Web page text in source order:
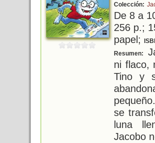
Colección:
De 8 a
256 p.;
papel;
Resumen:
ni flaco,
Tino y
se
luna
Jacobo